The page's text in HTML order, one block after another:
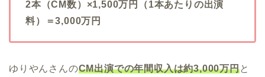
2本（CM数）×1,500万円（1本あたりの出演
料）＝3,000万円
ゆりやんさんのCM出演での年間収入は約3,000万円と